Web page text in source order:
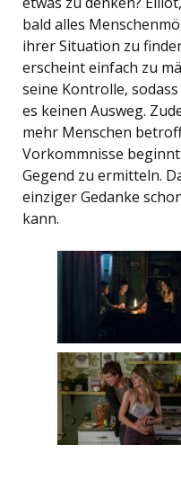
bald alles
ihrer Situation zu
erscheint einfach zu
seine Kontrolle,
es keinen Ausweg.
mehr Menschen
Vorkommnisse
Gegend zu ermitteln.
einziger Gedanke
kann.